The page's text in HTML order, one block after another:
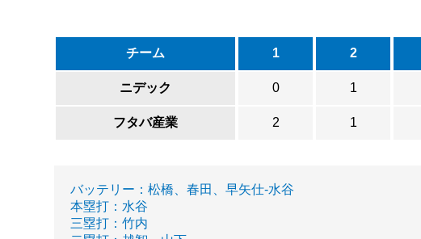
チーム 1 2
ニデック 0 1
フタバ産業 2 1
バッテリー：松橋、春田、早矢仕-水谷
本塁打：水谷
三塁打：竹内